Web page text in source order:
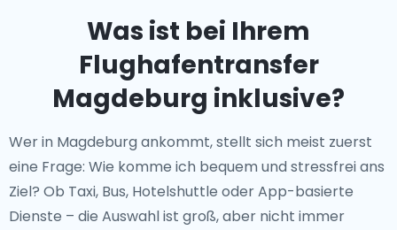
Was ist bei Ihrem
Flughafentransfer
Magdeburg inklusive?
Wer in Magdeburg ankommt, stellt sich meist zuerst
eine Frage: Wie komme ich bequem und stressfrei ans
Ziel? Ob Taxi, Bus, Hotelshuttle oder App-basierte
Dienste – die Auswahl ist groß, aber nicht immer